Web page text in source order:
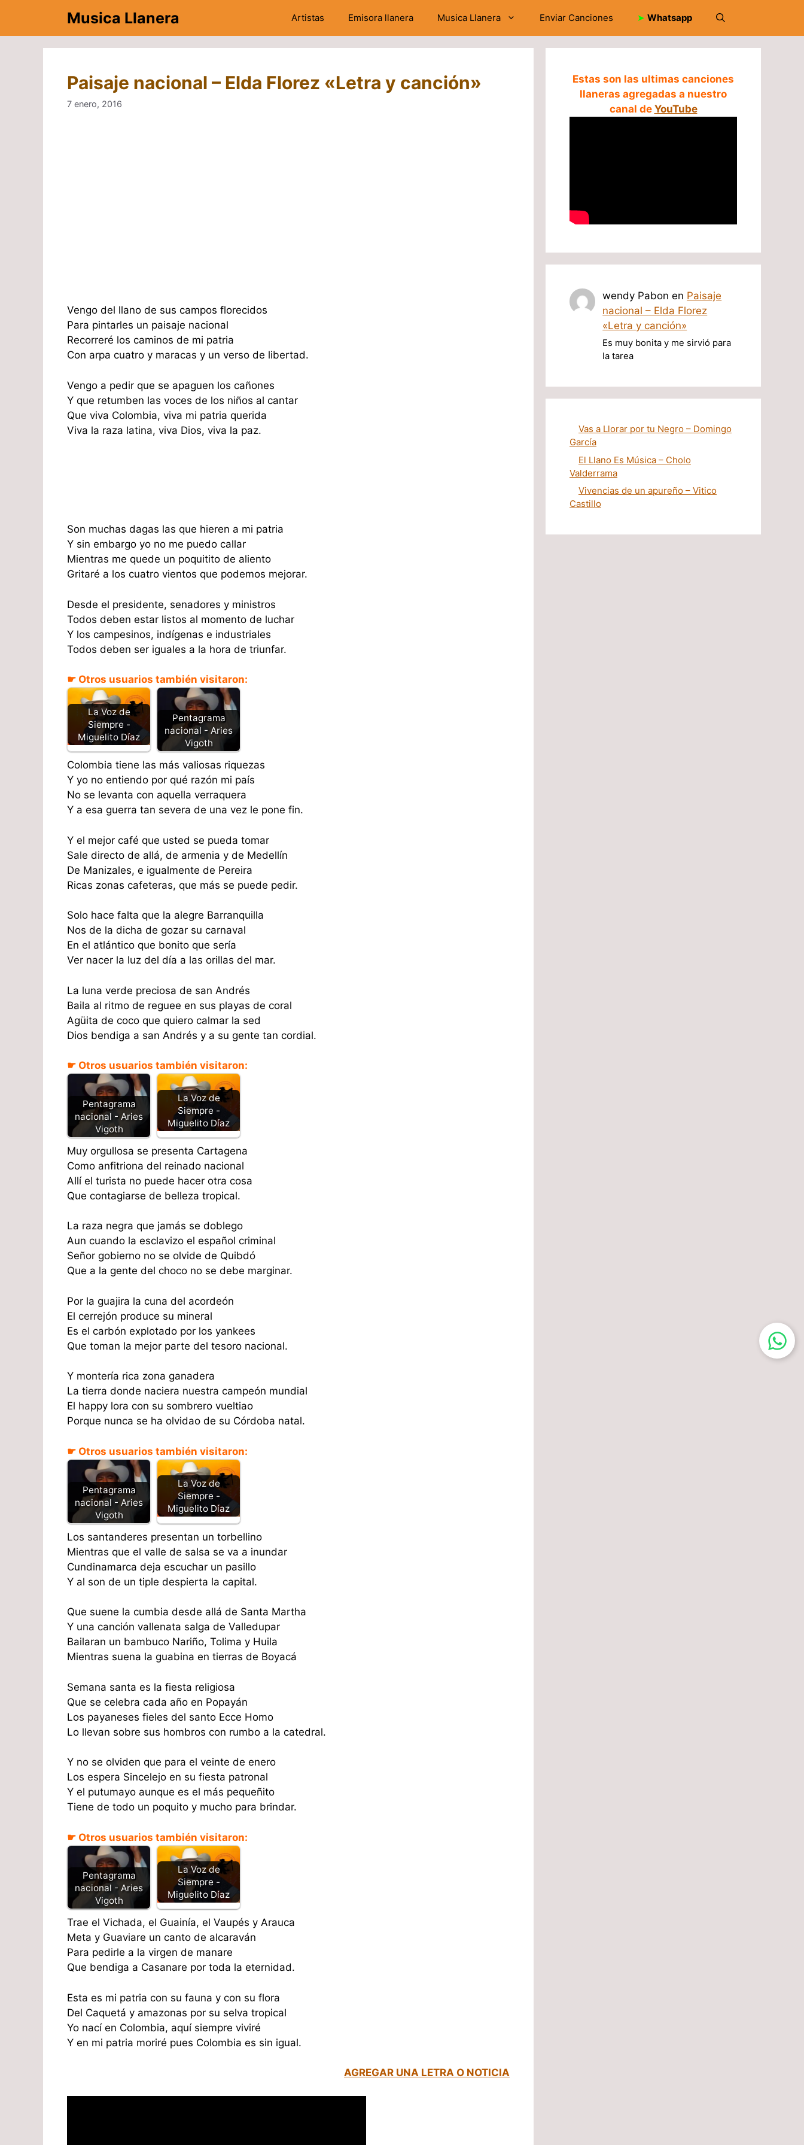
contenido
Musica Llanera Artistas Emisora llanera Musica Llanera Enviar Canciones ➤ Whatsapp
Paisaje nacional – Elda Florez «Letra y canción»
7 enero, 2016
Vengo del llano de sus campos florecidos
Para pintarles un paisaje nacional
Recorreré los caminos de mi patria
Con arpa cuatro y maracas y un verso de libertad.
Vengo a pedir que se apaguen los cañones
Y que retumben las voces de los niños al cantar
Que viva Colombia, viva mi patria querida
Viva la raza latina, viva Dios, viva la paz.
Son muchas dagas las que hieren a mi patria
Y sin embargo yo no me puedo callar
Mientras me quede un poquitito de aliento
Gritaré a los cuatro vientos que podemos mejorar.
Desde el presidente, senadores y ministros
Todos deben estar listos al momento de luchar
Y los campesinos, indígenas e industriales
Todos deben ser iguales a la hora de triunfar.
☛ Otros usuarios también visitaron:
La Voz de
Siempre -
Miguelito Díaz
Pentagrama
nacional - Aries
Vigoth
Colombia tiene las más valiosas riquezas
Y yo no entiendo por qué razón mi país
No se levanta con aquella verraquera
Y a esa guerra tan severa de una vez le pone fin.
Y el mejor café que usted se pueda tomar
Sale directo de allá, de armenia y de Medellín
De Manizales, e igualmente de Pereira
Ricas zonas cafeteras, que más se puede pedir.
Solo hace falta que la alegre Barranquilla
Nos de la dicha de gozar su carnaval
En el atlántico que bonito que sería
Ver nacer la luz del día a las orillas del mar.
La luna verde preciosa de san Andrés
Baila al ritmo de reguee en sus playas de coral
Agüita de coco que quiero calmar la sed
Dios bendiga a san Andrés y a su gente tan cordial.
☛ Otros usuarios también visitaron:
Pentagrama
nacional - Aries
Vigoth
La Voz de
Siempre -
Miguelito Díaz
Muy orgullosa se presenta Cartagena
Como anfitriona del reinado nacional
Allí el turista no puede hacer otra cosa
Que contagiarse de belleza tropical.
La raza negra que jamás se doblego
Aun cuando la esclavizo el español criminal
Señor gobierno no se olvide de Quibdó
Que a la gente del choco no se debe marginar.
Por la guajira la cuna del acordeón
El cerrejón produce su mineral
Es el carbón explotado por los yankees
Que toman la mejor parte del tesoro nacional.
Y montería rica zona ganadera
La tierra donde naciera nuestra campeón mundial
El happy lora con su sombrero vueltiao
Porque nunca se ha olvidao de su Córdoba natal.
☛ Otros usuarios también visitaron:
Pentagrama
nacional - Aries
Vigoth
La Voz de
Siempre -
Miguelito Díaz
Los santanderes presentan un torbellino
Mientras que el valle de salsa se va a inundar
Cundinamarca deja escuchar un pasillo
Y al son de un tiple despierta la capital.
Que suene la cumbia desde allá de Santa Martha
Y una canción vallenata salga de Valledupar
Bailaran un bambuco Nariño, Tolima y Huila
Mientras suena la guabina en tierras de Boyacá
Semana santa es la fiesta religiosa
Que se celebra cada año en Popayán
Los payaneses fieles del santo Ecce Homo
Lo llevan sobre sus hombros con rumbo a la catedral.
Y no se olviden que para el veinte de enero
Los espera Sincelejo en su fiesta patronal
Y el putumayo aunque es el más pequeñito
Tiene de todo un poquito y mucho para brindar.
☛ Otros usuarios también visitaron:
Pentagrama
nacional - Aries
Vigoth
La Voz de
Siempre -
Miguelito Díaz
Trae el Vichada, el Guainía, el Vaupés y Arauca
Meta y Guaviare un canto de alcaraván
Para pedirle a la virgen de manare
Que bendiga a Casanare por toda la eternidad.
Esta es mi patria con su fauna y con su flora
Del Caquetá y amazonas por su selva tropical
Yo nací en Colombia, aquí siempre viviré
Y en mi patria moriré pues Colombia es sin igual.
AGREGAR UNA LETRA O NOTICIA
Estas son las ultimas canciones
llaneras agregadas a nuestro
canal de YouTube
wendy Pabon en Paisaje
nacional – Elda Florez
«Letra y canción»
Es muy bonita y me sirvió para
la tarea
Vas a Llorar por tu Negro – Domingo
García
El Llano Es Música – Cholo
Valderrama
Vivencias de un apureño – Vitico
Castillo